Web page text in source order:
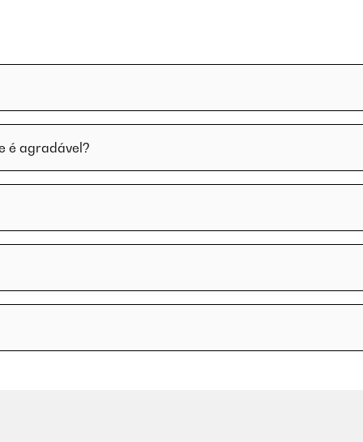
é agradável?